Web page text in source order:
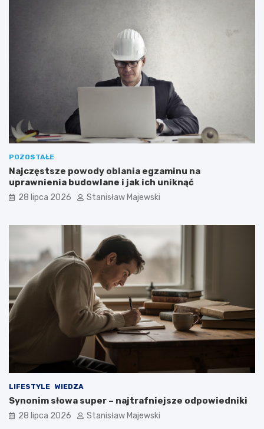
POZOSTAŁE
Najczęstsze powody oblania egzaminu na
uprawnienia budowlane i jak ich uniknąć
28 lipca 2026 Stanisław Majewski
LIFESTYLE WIEDZA
Synonim słowa super – najtrafniejsze odpowiedniki
28 lipca 2026 Stanisław Majewski